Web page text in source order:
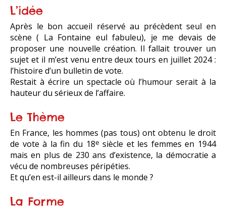
L’idée
Après le bon accueil réservé au précèdent seul en
scène ( La Fontaine eul fabuleu), je me devais de
proposer une nouvelle création. Il fallait trouver un
sujet et il m’est venu entre deux tours en juillet 2024 :
l’histoire d’un bulletin de vote.
Restait à écrire un spectacle où l’humour serait à la
hauteur du sérieux de l’affaire.
Le Thème
En France, les hommes (pas tous) ont obtenu le droit
de vote à la fin du 18e siècle et les femmes en 1944
mais en plus de 230 ans d’existence, la démocratie a
vécu de nombreuses péripéties.
Et qu’en est-il ailleurs dans le monde ?
La Forme